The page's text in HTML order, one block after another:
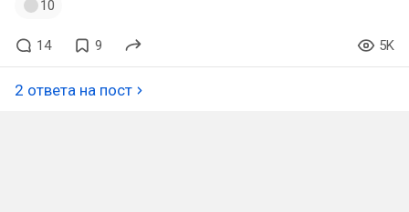
10
14 9 5K
2 ответа на пост